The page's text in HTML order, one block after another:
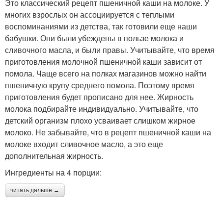
Это классический рецепт пшеничной каши на молоке. У
многих взрослых он ассоциируется с теплыми
воспоминаниями из детства, так готовили еще наши
бабушки. Они были убеждены в пользе молока и
сливочного масла, и были правы. Учитывайте, что время
приготовления молочной пшеничной каши зависит от
помола. Чаще всего на полках магазинов можно найти
пшеничную крупу среднего помола. Поэтому время
приготовления будет прописано для нее. Жирность
молока подбирайте индивидуально. Учитывайте, что
детский организм плохо усваивает слишком жирное
молоко. Не забывайте, что в рецепт пшеничной каши на
молоке входит сливочное масло, а это еще
дополнительная жирность.
Ингредиенты на 4 порции:
читать дальше →